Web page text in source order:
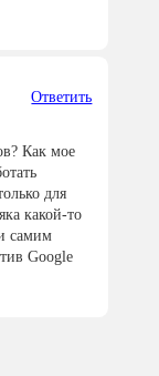
Ответить
Как мое
для
какой-то
самим
Google